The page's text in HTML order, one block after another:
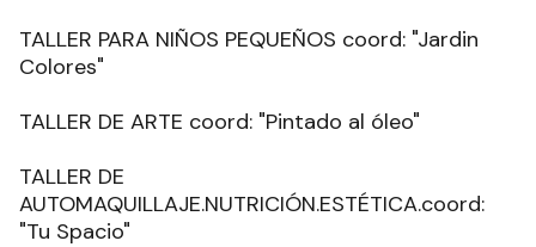
TALLER PARA NIÑOS PEQUEÑOS coord: "Jardin
Colores"
TALLER DE ARTE coord: "Pintado al óleo"
TALLER DE
AUTOMAQUILLAJE.NUTRICIÓN.ESTÉTICA.coord:
"Tu Spacio"